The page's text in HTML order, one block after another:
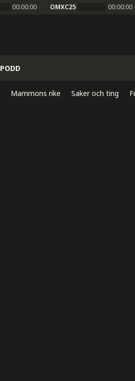
00:00:00 OMXC25 00:00:00
PODD
Mammons rike Saker och ting